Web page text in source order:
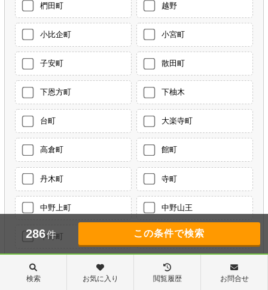
椚田町 越野
小比企町 小宮町
子安町 散田町
下恩方町 下柚木
台町 大楽寺町
高倉町 館町
丹木町 寺町
中野上町 中野山王
中野町 長沼町
七国
286件
検索 お気に入り 閲覧履歴 お問合せ